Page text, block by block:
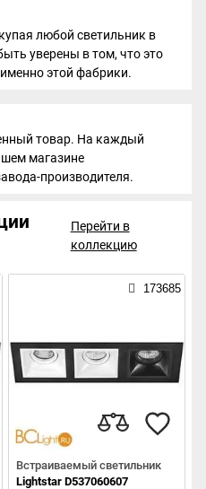
любой светильник в
уверены в том, что это
этой фабрики.
товар. На каждый
магазине
производителя.
Перейти в
коллекцию
173685
Встраиваемый светильник
Lightstar D537060607